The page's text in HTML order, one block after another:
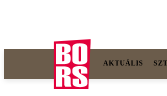
AKTUÁLIS